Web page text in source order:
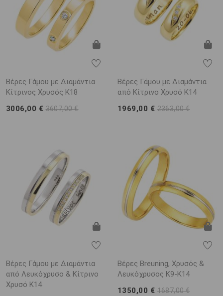
Βέρες Γάμου με Διαμάντια
Κίτρινος Χρυσός K18
3006,00 € 3607,00 €
Βέρες Γάμου με Διαμάντια
από Κίτρινο Χρυσό K14
1969,00 € 2363,00 €
Βέρες Γάμου με Διαμάντια
από Λευκόχρυσο & Κίτρινο
Χρυσό K14
Βέρες Breuning, Χρυσός &
Λευκόχρυσος K9-Κ14
1350,00 € 1687,00 €